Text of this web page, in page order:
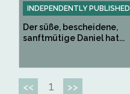
INDEPENDENTLY PUBLISHED
Der süße, bescheidene,
sanftmütige Daniel hat...
<< 1 >>